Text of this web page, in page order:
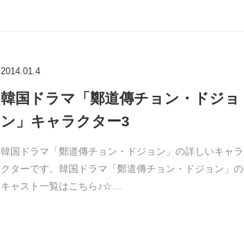
2014.01.4
韓国ドラマ「鄭道傳チョン・ドジョ
ン」キャラクター3
韓国ドラマ「鄭道傳チョン・ドジョン」の詳しいキャラ
クターです。韓国ドラマ「鄭道傳チョン・ドジョン」の
キャスト一覧はこちら♪☆…